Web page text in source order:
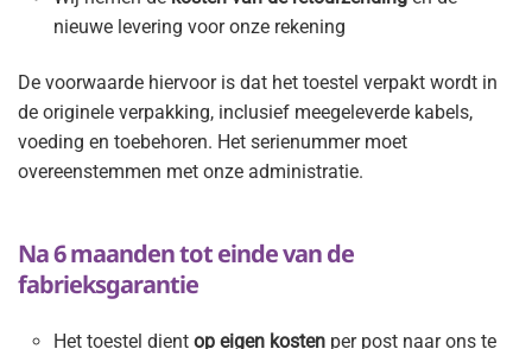
nieuwe levering voor onze rekening
De voorwaarde hiervoor is dat het toestel verpakt wordt in
de originele verpakking, inclusief meegeleverde kabels,
voeding en toebehoren. Het serienummer moet
overeenstemmen met onze administratie.
Na 6 maanden tot einde van de
fabrieksgarantie
Het toestel dient op eigen kosten per post naar ons te